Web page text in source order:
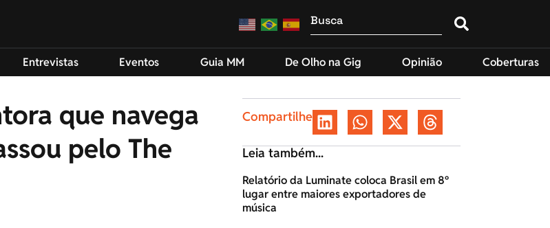
Entrevistas Eventos Guia MM De Olho na Gig Opinião Coberturas
que navega
pelo The
Compartilhe
Leia também...
Relatório da Luminate coloca Brasil em 8º
lugar entre maiores exportadores de
música